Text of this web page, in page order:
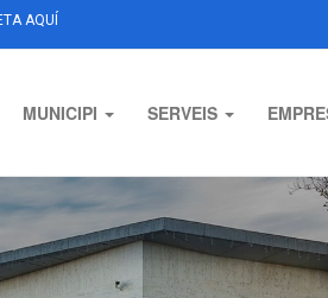
AQUÍ
MUNICIPI SERVEIS